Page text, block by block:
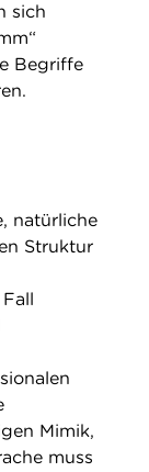
sich
Begriffe
natürliche
Struktur
Mimik,
muss